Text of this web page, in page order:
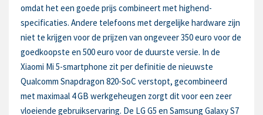
omdat het een goede prijs combineert met highend-
specificaties. Andere telefoons met dergelijke hardware zijn
niet te krijgen voor de prijzen van ongeveer 350 euro voor de
goedkoopste en 500 euro voor de duurste versie. In de
Xiaomi Mi 5-smartphone zit per definitie de nieuwste
Qualcomm Snapdragon 820-SoC verstopt, gecombineerd
met maximaal 4 GB werkgeheugen zorgt dit voor een zeer
vloeiende gebruikservaring. De LG G5 en Samsung Galaxy S7